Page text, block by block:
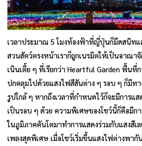
เวลาประมาณ 5 โมงท้องฟ้าที่ญี่ปุ่นก็มืดสนิท
สวนสัตว์ตรงหน้าเราก็ถูกเนรมิตให้เป็นอาณา
เนินเตี้ย ๆ ที่เรียกว่า Heartful Garden พื้นที่ก
ปกคลุมไปด้วยแสงไฟสีสันต่าง ๆ รอบ ๆ ก็มีทา
รูปใกล้ ๆ หากถึงเวลาที่กำหนดไว้ก็จะมีการแ
เป็นรอบ ๆ ด้วย ความพิเศษของโชว์นี้ก็คือมีก
ในภูมิภาคคันโตมาทำการแสดงร่วมกับแสงสีเ
เพลงสุดพิเศษ เมื่อโชว์เริ่มขึ้นแสงไฟต่างพากั